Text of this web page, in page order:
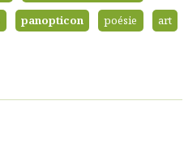
panopticon poésie art